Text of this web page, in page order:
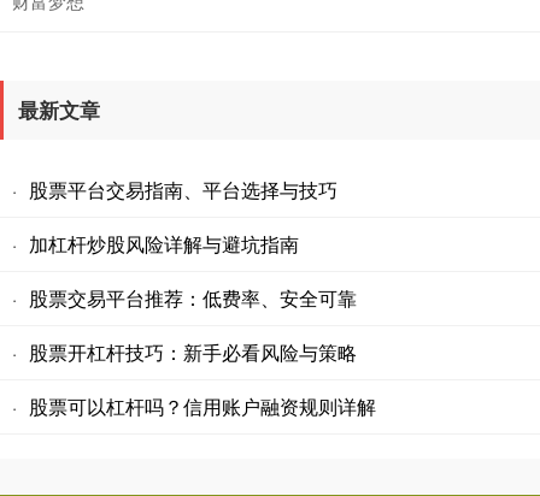
最新文章
· 股票平台交易指南、平台选择与技巧
· 加杠杆炒股风险详解与避坑指南
· 股票交易平台推荐：低费率、安全可靠
· 股票开杠杆技巧：新手必看风险与策略
· 股票可以杠杆吗？信用账户融资规则详解